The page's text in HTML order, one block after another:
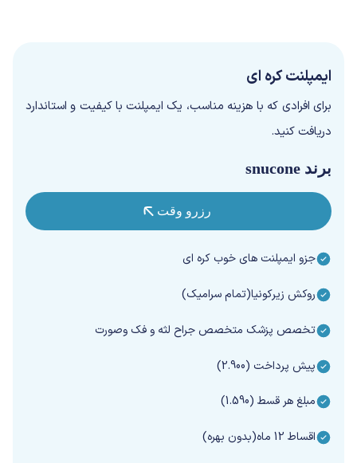
ایمپلنت کره ای
برای افرادی که با هزینه مناسب، یک ایمپلنت با کیفیت و استاندارد
دریافت کنید.
برند snucone
رزرو وقت
جزو ایمپلنت های خوب کره ای
روکش زیرکونیا(تمام سرامیک)
تخصص پزشک متخصص جراح لثه و فک وصورت
پیش پرداخت (2.900)
مبلغ هر قسط (1.590)
اقساط 12 ماه(بدون بهره)